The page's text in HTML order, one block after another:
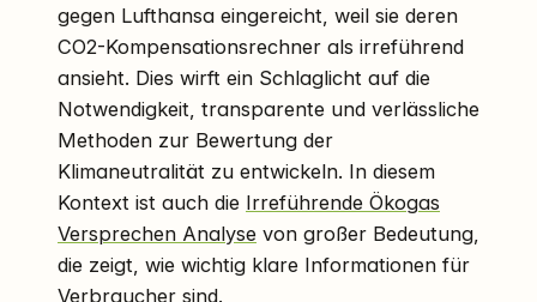
gegen Lufthansa eingereicht, weil sie deren
CO2-Kompensationsrechner als irreführend
ansieht. Dies wirft ein Schlaglicht auf die
Notwendigkeit, transparente und verlässliche
Methoden zur Bewertung der
Klimaneutralität zu entwickeln. In diesem
Kontext ist auch die Irreführende Ökogas
Versprechen Analyse von großer Bedeutung,
die zeigt, wie wichtig klare Informationen für
Verbraucher sind.